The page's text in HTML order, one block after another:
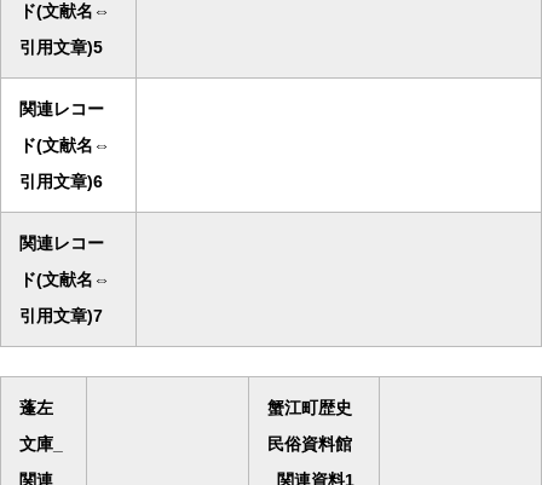
ド(文献名⇔
引用文章)5
関連レコー
ド(文献名⇔
引用文章)6
関連レコー
ド(文献名⇔
引用文章)7
蓬左
文庫_
関連
蟹江町歴史
民俗資料館
_関連資料1